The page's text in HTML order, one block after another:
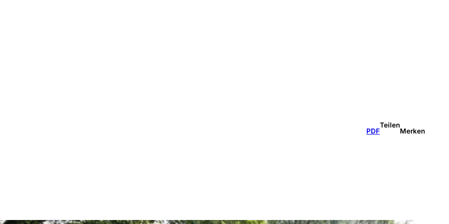
PDF
Teilen
Merken